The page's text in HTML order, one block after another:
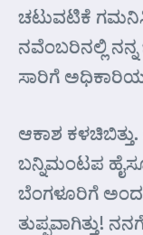
ಚಟುವಟಿಕೆ
ನವೆಂಬರಿನಲ್ಲಿ
ಸಾರಿಗೆ
ಆಕಾಶ
ಬನ್ನಿಮಂಟಪ
ಬೆಂಗಳೂರಿಗೆ
ತುಪ್ಪವಾಗಿತ್ತು!